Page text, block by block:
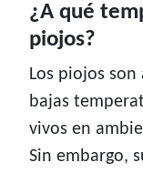
¿A qué
piojos?
Los piojos
bajas
vivos en
Sin embargo,